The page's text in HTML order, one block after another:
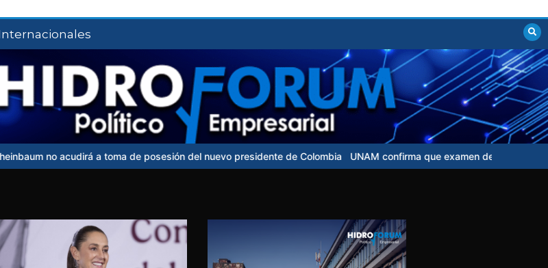
a toma de posesión del nuevo presidente de Colombia UNAM confirma que examen de control para aspirantes